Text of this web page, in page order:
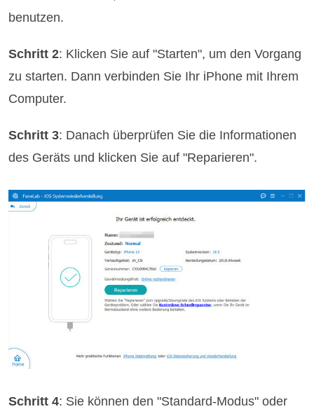
benutzen.
Schritt 2: Klicken Sie auf "Starten", um den Vorgang
zu starten. Dann verbinden Sie Ihr iPhone mit Ihrem
Computer.
Schritt 3: Danach überprüfen Sie die Informationen
des Geräts und klicken Sie auf "Reparieren".
Schritt 4: Sie können den "Standard-Modus" oder